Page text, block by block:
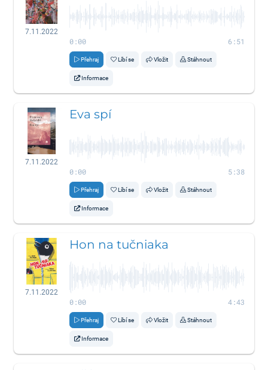
7.11.2022
0:00 6:51
Přehraj Líbí se Vložit Stáhnout
Informace
7.11.2022
Eva spí
0:00 5:38
Přehraj Líbí se Vložit Stáhnout
Informace
7.11.2022
Hon na tučniaka
0:00 4:43
Přehraj Líbí se Vložit Stáhnout
Informace